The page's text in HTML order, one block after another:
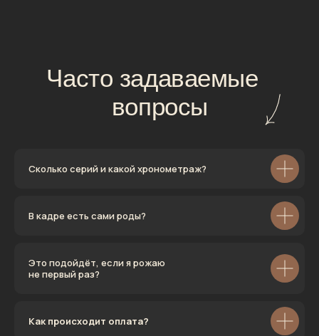
Сколько серий и какой хронометраж?
В кадре есть сами роды?
Это подойдёт, если я рожаю
не первый раз?
Как происходит оплата?